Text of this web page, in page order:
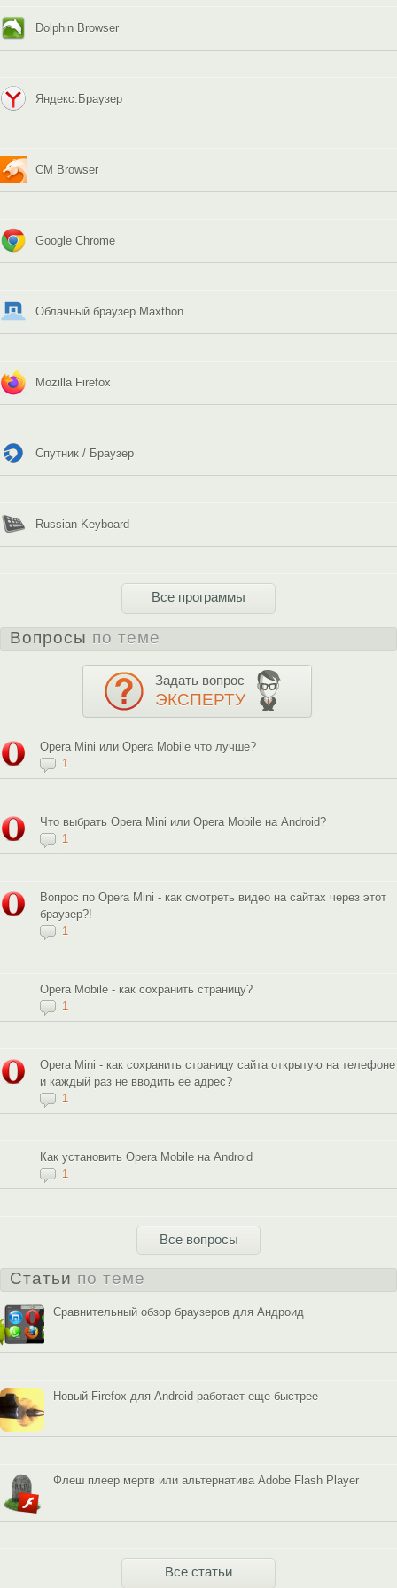
Dolphin Browser
Яндекс.Браузер
CM Browser
Google Chrome
Облачный браузер Maxthon
Mozilla Firefox
Спутник / Браузер
Russian Keyboard
Все программы
Вопросы по теме
Задать вопрос
ЭКСПЕРТУ
Opera Mini или Opera Mobile что лучше?
1
Что выбрать Opera Mini или Opera Mobile на Android?
1
Вопрос по Opera Mini - как смотреть видео на сайтах через этот
браузер?!
1
Opera Mobile - как сохранить страницу?
1
Opera Mini - как сохранить страницу сайта открытую на телефоне
и каждый раз не вводить её адрес?
1
Как установить Opera Mobile на Android
1
Все вопросы
Статьи по теме
Cравнительный обзор браузеров для Андроид
Новый Firefox для Android работает еще быстрее
Флеш плеер мертв или альтернатива Adobe Flash Player
Все статьи